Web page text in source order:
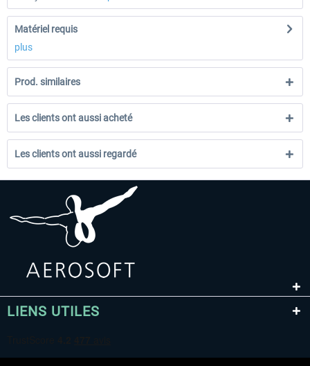
Matériel requis
plus
Prod. similaires
Les clients ont aussi acheté
Les clients ont aussi regardé
LIENS UTILES